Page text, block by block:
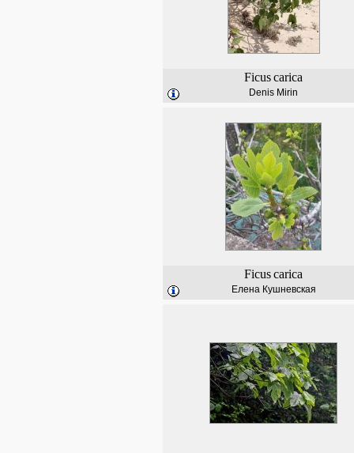
Ficuscarica
Denis Mirin
Ficuscarica
Елена Кушневская